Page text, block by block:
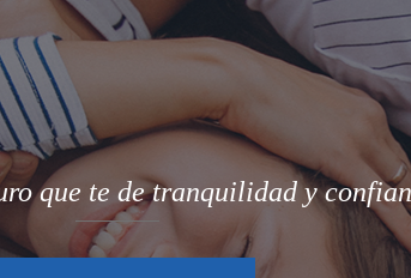
que te de tranquilidad y